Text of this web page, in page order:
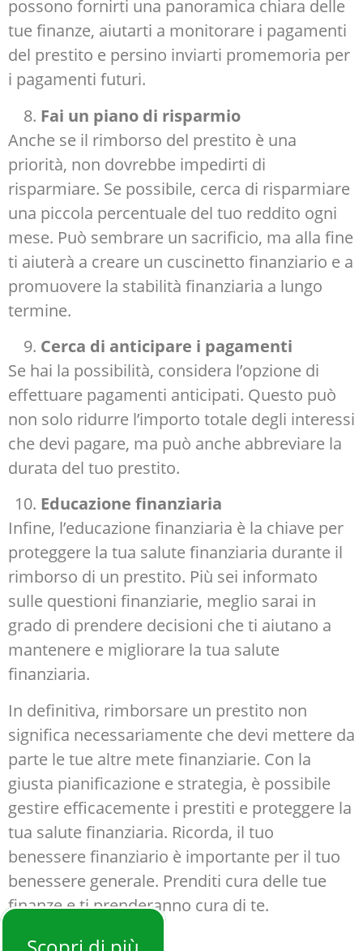
possono fornirti una panoramica chiara delle
tue finanze, aiutarti a monitorare i pagamenti
del prestito e persino inviarti promemoria per
i pagamenti futuri.
Fai un piano di risparmio
Anche se il rimborso del prestito è una
priorità, non dovrebbe impedirti di
risparmiare. Se possibile, cerca di risparmiare
una piccola percentuale del tuo reddito ogni
mese. Può sembrare un sacrificio, ma alla fine
ti aiuterà a creare un cuscinetto finanziario e a
promuovere la stabilità finanziaria a lungo
termine.
Cerca di anticipare i pagamenti
Se hai la possibilità, considera l’opzione di
effettuare pagamenti anticipati. Questo può
non solo ridurre l’importo totale degli interessi
che devi pagare, ma può anche abbreviare la
durata del tuo prestito.
Educazione finanziaria
Infine, l’educazione finanziaria è la chiave per
proteggere la tua salute finanziaria durante il
rimborso di un prestito. Più sei informato
sulle questioni finanziarie, meglio sarai in
grado di prendere decisioni che ti aiutano a
mantenere e migliorare la tua salute
finanziaria.
In definitiva, rimborsare un prestito non
significa necessariamente che devi mettere da
parte le tue altre mete finanziarie. Con la
giusta pianificazione e strategia, è possibile
gestire efficacemente i prestiti e proteggere la
tua salute finanziaria. Ricorda, il tuo
benessere finanziario è importante per il tuo
benessere generale. Prenditi cura delle tue
finanze e ti prenderanno cura di te.